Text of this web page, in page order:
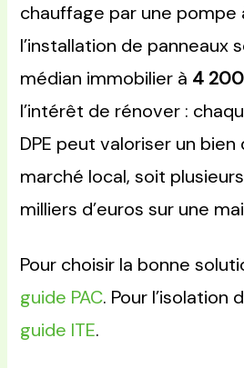
chauffage par une pompe
l’installation de panneaux
médian immobilier à 4
l’intérêt de rénover :
DPE peut valoriser un bien
marché local, soit
milliers d’euros sur une
Pour choisir la bonne
guide PAC. Pour l’isolation
guide ITE.